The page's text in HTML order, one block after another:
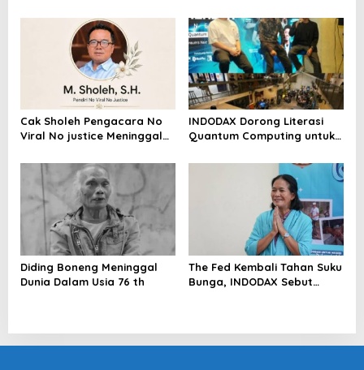
Riau Akan Tinjauan Lokasi
Cak Sholeh Pengacara No
Viral No justice Meninggal
INDODAX Dorong Literasi
Quantum Computing untuk
Blockchain
Diding Boneng Meninggal
Dunia Dalam Usia 76 th
The Fed Kembali Tahan Suku
Bunga, INDODAX Sebut